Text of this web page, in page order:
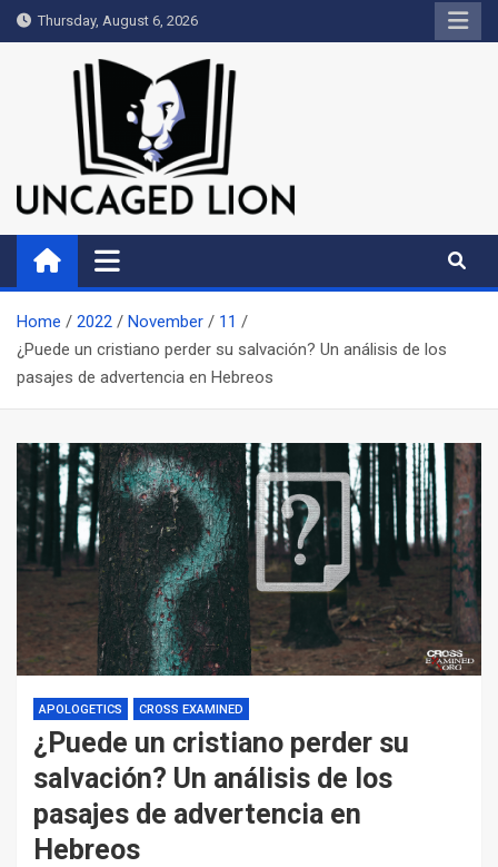
Skip
to
Thursday, August 6, 2026
Uncaged Lion
Kingdom over Culture
Home 2022 November
11
¿Puede un cristiano perder su salvación? Un análisis de los
pasajes de advertencia en Hebreos
APOLOGETICS CROSS EXAMINED
¿Puede un cristiano perder su
salvación? Un análisis de los
pasajes de advertencia en
Hebreos